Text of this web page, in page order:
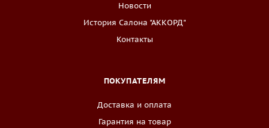
Новости
История Салона "АККОРД"
Контакты
ПОКУПАТЕЛЯМ
Доставка и оплата
Гарантия на товар